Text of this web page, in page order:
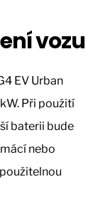
vozu
EV Urban
Při použití
baterii bude
nebo